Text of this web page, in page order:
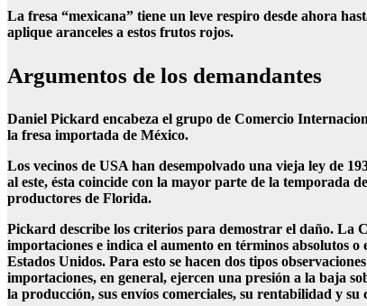
La fresa “mexicana” tiene un leve respiro desde ahora
aplique aranceles a estos frutos rojos.
Argumentos de los demandantes
Daniel Pickard encabeza el grupo de Comercio
la fresa importada de México.
Los vecinos de USA han desempolvado una vieja ley de
al este, ésta coincide con la mayor parte de la temporada
productores de Florida.
Pickard describe los criterios para demostrar el daño. La
importaciones e indica el aumento en términos absolutos
Estados Unidos. Para esto se hacen dos tipos
importaciones, en general, ejercen una presión a la baja
la producción, sus envíos comerciales, su rentabilidad y su